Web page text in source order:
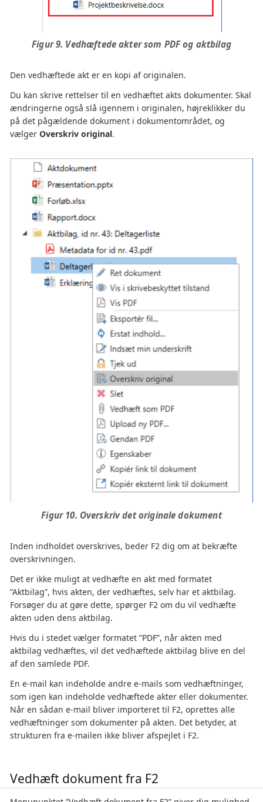
Figur 9. Vedhæftede akter som PDF og aktbilag
Den vedhæftede akt er en kopi af originalen.
Du kan skrive rettelser til en vedhæftet akts dokumenter. Skal
ændringerne også slå igennem i originalen, højreklikker du
på det pågældende dokument i dokumentområdet, og
vælger Overskriv original.
Figur 10. Overskriv det originale dokument
Inden indholdet overskrives, beder F2 dig om at bekræfte
overskrivningen.
Det er ikke muligt at vedhæfte en akt med formatet
”Aktbilag”, hvis akten, der vedhæftes, selv har et aktbilag.
Forsøger du at gøre dette, spørger F2 om du vil vedhæfte
akten uden dens aktbilag.
Hvis du i stedet vælger formatet ”PDF”, når akten med
aktbilag vedhæftes, vil det vedhæftede aktbilag blive en del
af den samlede PDF.
En e-mail kan indeholde andre e-mails som vedhæftninger,
som igen kan indeholde vedhæftede akter eller dokumenter.
Når en sådan e-mail bliver importeret til F2, oprettes alle
vedhæftninger som dokumenter på akten. Det betyder, at
strukturen fra e-mailen ikke bliver afspejlet i F2.
Vedhæft dokument fra F2